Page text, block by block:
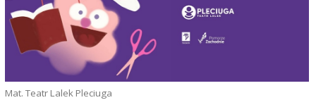
Mat. Teatr Lalek Pleciuga